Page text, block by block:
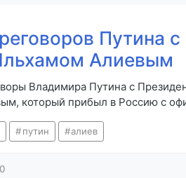
Путина
Алиевым
Владимира Путина с
который прибыл в Россию с
путин алиев
0